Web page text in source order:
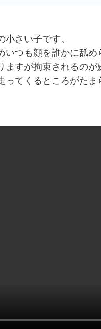
さい子です。
つも顔を誰かに舐め
すが拘束されるのが
てくるところがたま